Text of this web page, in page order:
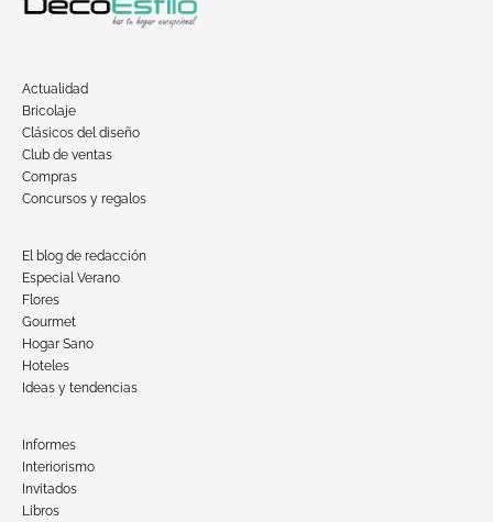
Actualidad
Bricolaje
Clásicos del diseño
Club de ventas
Compras
Concursos y regalos
El blog de redacción
Especial Verano
Flores
Gourmet
Hogar Sano
Hoteles
Ideas y tendencias
Informes
Interiorismo
Invitados
Libros